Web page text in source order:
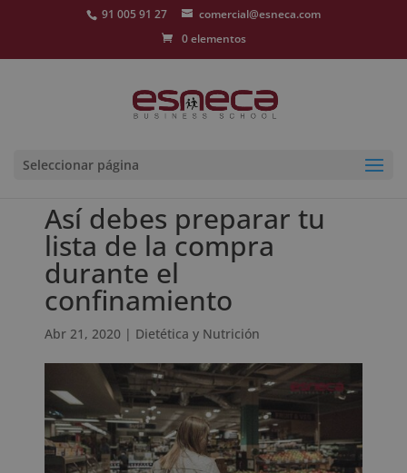
91 005 91 27
comercial@esneca.com
0 elementos
Seleccionar página
Así debes preparar tu
lista de la compra
durante el
confinamiento
Abr 21, 2020| Dietética y Nutrición